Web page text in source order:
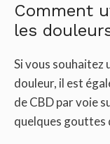
Comment
les
Si vous souhaitez
douleur, il est
de CBD par voie
quelques gouttes